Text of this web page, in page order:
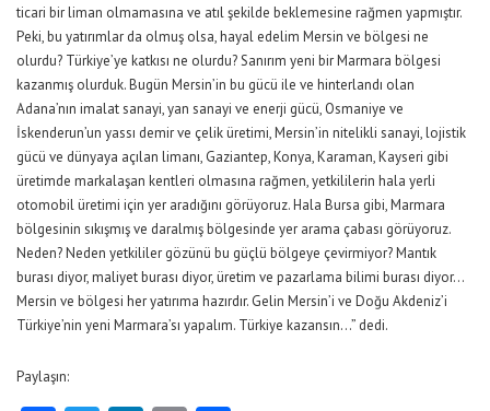
ticari bir liman olmamasına ve atıl şekilde beklemesine rağmen yapmıştır.
Peki, bu yatırımlar da olmuş olsa, hayal edelim Mersin ve bölgesi ne
olurdu? Türkiye’ye katkısı ne olurdu? Sanırım yeni bir Marmara bölgesi
kazanmış olurduk. Bugün Mersin’in bu gücü ile ve hinterlandı olan
Adana’nın imalat sanayi, yan sanayi ve enerji gücü, Osmaniye ve
İskenderun’un yassı demir ve çelik üretimi, Mersin’in nitelikli sanayi, lojistik
gücü ve dünyaya açılan limanı, Gaziantep, Konya, Karaman, Kayseri gibi
üretimde markalaşan kentleri olmasına rağmen, yetkililerin hala yerli
otomobil üretimi için yer aradığını görüyoruz. Hala Bursa gibi, Marmara
bölgesinin sıkışmış ve daralmış bölgesinde yer arama çabası görüyoruz.
Neden? Neden yetkililer gözünü bu güçlü bölgeye çevirmiyor? Mantık
burası diyor, maliyet burası diyor, üretim ve pazarlama bilimi burası diyor…
Mersin ve bölgesi her yatırıma hazırdır. Gelin Mersin’i ve Doğu Akdeniz’i
Türkiye’nin yeni Marmara’sı yapalım. Türkiye kazansın…” dedi.
Paylaşın: